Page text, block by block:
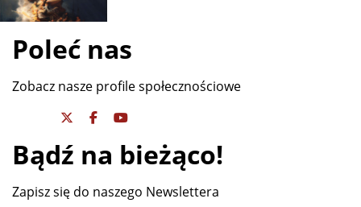
Poleć nas
Zobacz nasze profile społecznościowe
Bądź na bieżąco!
Zapisz się do naszego Newslettera